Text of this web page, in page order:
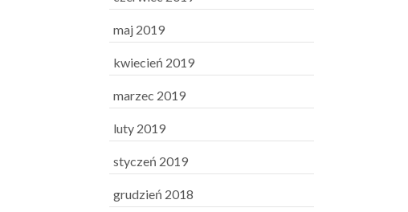
maj 2019
kwiecień 2019
marzec 2019
luty 2019
styczeń 2019
grudzień 2018